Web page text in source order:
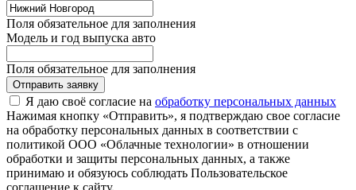
Поля обязательное для заполнения
Модель и год выпуска авто
Поля обязательное для заполнения
Отправить заявку
Я даю своё согласие на обработку персональных данных
Нажимая кнопку «Отправить», я подтверждаю свое согласие
на обработку персональных данных в соответствии с
политикой ООО «Облачные технологии» в отношении
обработки и защиты персональных данных, а также
принимаю и обязуюсь соблюдать Пользовательское
соглашение к сайту.